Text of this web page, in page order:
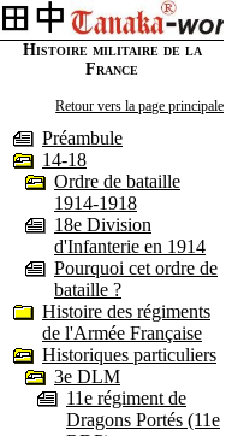
Histoire militaire de la
France
Retour vers la page principale
Préambule
14-18
Ordre de bataille
1914-1918
18e Division
d'Infanterie en 1914
Pourquoi cet ordre de
bataille ?
Histoire des régiments
de l'Armée Française
Historiques particuliers
3e DLM
11e régiment de
Dragons Portés (11e